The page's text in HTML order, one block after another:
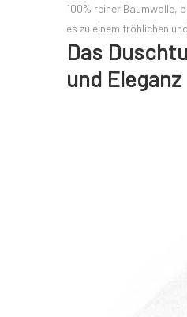
100% reiner Baumwolle,
es zu einem fröhlichen
Das
und Eleganz